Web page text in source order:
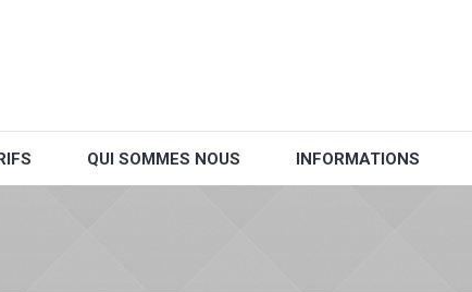
QUI SOMMES NOUS INFORMATIONS